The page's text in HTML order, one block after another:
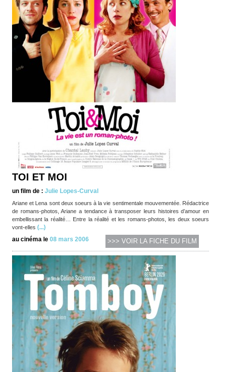
TOI ET MOI
un film de : Julie Lopes-Curval
Ariane et Lena sont deux soeurs à la vie sentimentale mouvementée. Rédactrice
de romans-photos, Ariane a tendance à transposer leurs histoires d’amour en
embellissant la réalité… Entre la réalité et les romans-photos, les deux soeurs
vont-elles (...)
au cinéma le 08 mars 2006 >>> VOIR LA FICHE DU FILM